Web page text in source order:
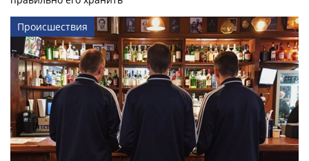
Происшествия